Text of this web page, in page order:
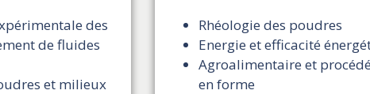
des
de fluides
et milieux
Rhéologie des poudres
Energie et efficacité
Agroalimentaire et
en forme